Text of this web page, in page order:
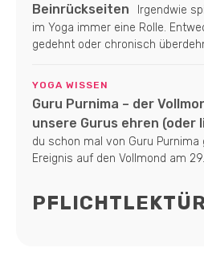
Beinrückseiten
Irgendwie
im Yoga immer eine Rolle.
gedehnt oder chronisch
YOGA WISSEN
Guru Purnima – der
unsere Gurus ehren (oder
du schon mal von Guru
Ereignis auf den Vollmond am